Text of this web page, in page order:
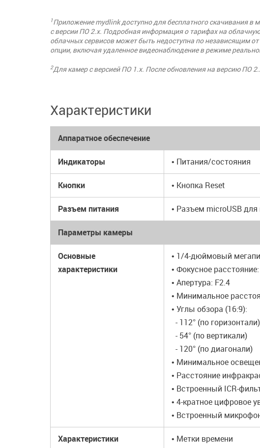
1Приложение mydlink доступно для бесплатного скачивания в
с версии ПО 2.x. Подробная информация о тарифах на
облачных сервисов может быть недоступна по независящим
опции, включая удаленное видеонаблюдение в режиме
2Для камер с версией ПО 1.x. После обновления на версию ПО
Характеристики
Аппаратное обеспечение
Индикаторы • Питания/состояния
Кнопки • Кнопка Reset
Разъем питания • Разъем microUSB
Параметры камеры
Основные
характеристики
• 1/4-дюймовый
• Фокусное
• Апертура: F2.4
• Минимальное
• Углы обзора (16:9):
- 112° (по горизонтали)
- 54° (по вертикали)
- 120° (по диагонали)
• Минимальное
• Расстояние
• Встроенный ICR-
• 4-кратное цифровое
• Встроенный
Характеристики
• Метки времени